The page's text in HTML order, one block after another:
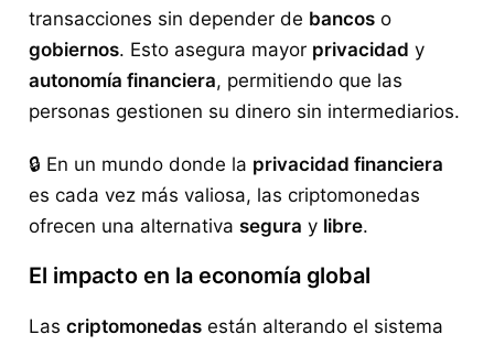
transacciones sin depender de bancoso
gobiernos. Esto asegura mayor privacidad y
autonomía financiera, permitiendo que las
personas gestionen su dinero sin intermediarios.
🔒 En un mundo donde la privacidad financiera
es cada vez más valiosa, las criptomonedas
ofrecen una alternativa segura y libre.
El impacto en la economía global
Las criptomonedasestán alterando el sistema